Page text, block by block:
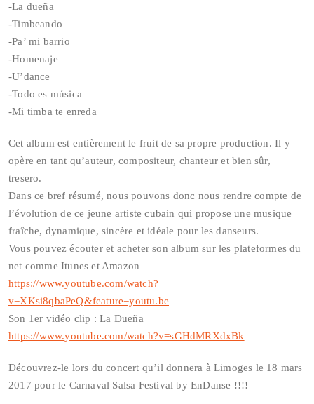
-La dueña
-Timbeando
-Pa’ mi barrio
-Homenaje
-U’dance
-Todo es música
-Mi timba te enreda
Cet album est entièrement le fruit de sa propre production. Il y
opère en tant qu’auteur, compositeur, chanteur et bien sûr,
tresero.
Dans ce bref résumé, nous pouvons donc nous rendre compte de
l’évolution de ce jeune artiste cubain qui propose une musique
fraîche, dynamique, sincère et idéale pour les danseurs.
Vous pouvez écouter et acheter son album sur les plateformes du
net comme Itunes et Amazon
https://www.youtube.com/watch?
v=XKsi8qbaPeQ&feature=youtu.be
Son 1er vidéo clip : La Dueña
https://www.youtube.com/watch?v=sGHdMRXdxBk
Découvrez-le lors du concert qu’il donnera à Limoges le 18 mars
2017 pour le Carnaval Salsa Festival by EnDanse !!!!